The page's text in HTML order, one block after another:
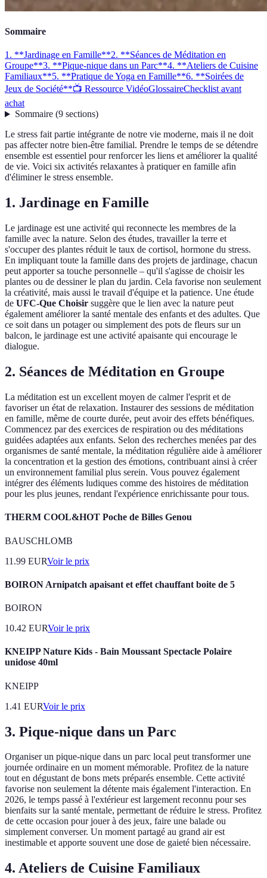
Sommaire
1. **Jardinage en Famille**2. **Séances de Méditation en
Groupe**3. **Pique-nique dans un Parc**4. **Ateliers de Cuisine
Familiaux**5. **Pratique de Yoga en Famille**6. **Soirées de
Jeux de Société**📺 Ressource VidéoGlossaireChecklist avant
achat
Sommaire(9 sections)
Le stress fait partie intégrante de notre vie moderne, mais il ne doit
pas affecter notre bien-être familial. Prendre le temps de se détendre
ensemble est essentiel pour renforcer les liens et améliorer la qualité
de vie. Voici six activités relaxantes à pratiquer en famille afin
d'éliminer le stress ensemble.
1. Jardinage en Famille
Le jardinage est une activité qui reconnecte les membres de la
famille avec la nature. Selon des études, travailler la terre et
s'occuper des plantes réduit le taux de cortisol, hormone du stress.
En impliquant toute la famille dans des projets de jardinage, chacun
peut apporter sa touche personnelle – qu'il s'agisse de choisir les
plantes ou de dessiner le plan du jardin. Cela favorise non seulement
la créativité, mais aussi le travail d'équipe et la patience. Une étude
de UFC-Que Choisir suggère que le lien avec la nature peut
également améliorer la santé mentale des enfants et des adultes. Que
ce soit dans un potager ou simplement des pots de fleurs sur un
balcon, le jardinage est une activité apaisante qui encourage le
dialogue.
2. Séances de Méditation en Groupe
La méditation est un excellent moyen de calmer l'esprit et de
favoriser un état de relaxation. Instaurer des sessions de méditation
en famille, même de courte durée, peut avoir des effets bénéfiques.
Commencez par des exercices de respiration ou des méditations
guidées adaptées aux enfants. Selon des recherches menées par des
organismes de santé mentale, la méditation régulière aide à améliorer
la concentration et la gestion des émotions, contribuant ainsi à créer
un environnement familial plus serein. Vous pouvez également
intégrer des éléments ludiques comme des histoires de méditation
pour les plus jeunes, rendant l'expérience enrichissante pour tous.
THERM COOL&HOT Poche de Billes Genou
BAUSCHLOMB
11.99 EURVoir le prix
BOIRON Arnipatch apaisant et effet chauffant boite de 5
BOIRON
10.42 EURVoir le prix
KNEIPP Nature Kids - Bain Moussant Spectacle Polaire
unidose 40ml
KNEIPP
1.41 EURVoir le prix
3. Pique-nique dans un Parc
Organiser un pique-nique dans un parc local peut transformer une
journée ordinaire en un moment mémorable. Profitez de la nature
tout en dégustant de bons mets préparés ensemble. Cette activité
favorise non seulement la détente mais également l'interaction. En
2026, le temps passé à l'extérieur est largement reconnu pour ses
bienfaits sur la santé mentale, permettant de réduire le stress. Profitez
de cette occasion pour jouer à des jeux, faire une balade ou
simplement converser. Un moment partagé au grand air est
inestimable et apporte souvent une dose de gaieté bien nécessaire.
4. Ateliers de Cuisine Familiaux